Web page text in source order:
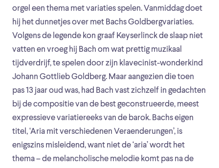
orgel een thema met variaties spelen. Vanmiddag doet
hij het dunnetjes over met Bachs Goldbergvariaties.
Volgens de legende kon graaf Keyserlinck de slaap niet
vatten en vroeg hij Bach om wat prettig muzikaal
tijdverdrijf, te spelen door zijn klavecinist-wonderkind
Johann Gottlieb Goldberg. Maar aangezien die toen
pas 13 jaar oud was, had Bach vast zichzelf in gedachten
bij de compositie van de best geconstrueerde, meest
expressieve variatiereeks van de barok. Bachs eigen
titel, ‘Aria mit verschiedenen Veraenderungen’, is
enigszins misleidend, want niet de ‘aria’ wordt het
thema – de melancholische melodie komt pas na de